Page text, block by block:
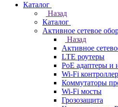
Каталог
Назад
Каталог
Активное сетевое
Назад
Активное
LTE роутеры
PoE адаптеры и
Wi-Fi
Коммутаторы
Wi-Fi мосты
Грозозащита